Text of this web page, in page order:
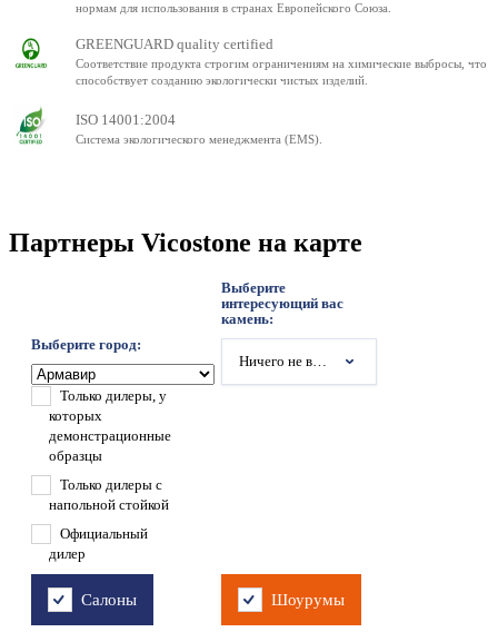
нормам для использования в странах Европейского Союза.
GREENGUARD quality certified
Соответствие продукта строгим ограничениям на химические выбросы, что
способствует созданию экологически чистых изделий.
ISO 14001:2004
Система экологического менеджмента (EMS).
Партнеры Vicostone на карте
Выберите город:
Выберите
интересующий вас
камень:
Ничего не выбрано
Только дилеры, у
которых
демонстрационные
образцы
Только дилеры с
напольной стойкой
Официальный
дилер
Салоны Шоурумы